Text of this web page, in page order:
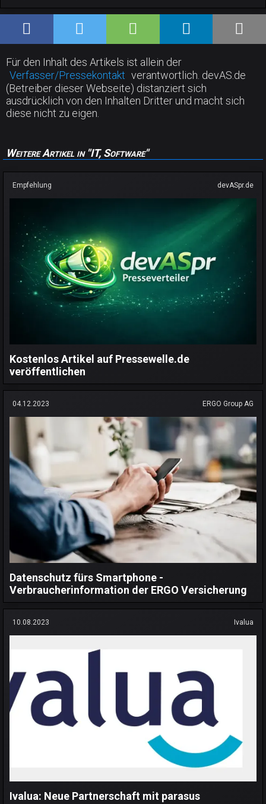
Für den Inhalt des Artikels ist allein der
Verfasser/Pressekontakt verantwortlich. devAS.de
(Betreiber dieser Webseite) distanziert sich
ausdrücklich von den Inhalten Dritter und macht sich
diese nicht zu eigen.
Weitere Artikel in "IT, Software"
Empfehlung devASpr.de
Kostenlos Artikel auf Pressewelle.de
veröffentlichen
04.12.2023 ERGO Group AG
Datenschutz fürs Smartphone -
Verbraucherinformation der ERGO Versicherung
10.08.2023 Ivalua
Ivalua: Neue Partnerschaft mit parasus